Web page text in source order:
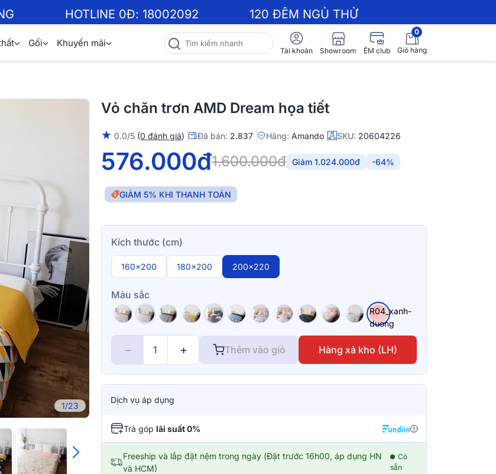
HOTLINE 0Đ: 18002092 120 ĐÊM NGỦ THỬ
Gối Khuyến mãi
Tài khoản Showroom ÊM club
0
Giỏ hàng
1/23
Vỏ chăn trơn AMD Dream họa tiết
★ 0.0/5 (0 đánh giá) Đã bán: 2.837 Hãng: Amando SKU: 20604226
576.000đ1.600.000đ Giảm 1.024.000đ -64%
GIẢM 5% KHI THANH TOÁN
Kích thước (cm)
160x200 180x200 200x220
Màu sắc
R04_xanh-
duong
− + Thêm vào giỏ Hàng xả kho (LH)
Dịch vụ áp dụng
Trả góplãi suất 0%
Freeship và lắp đặt nệm trong ngày (Đặt trước 16h00, áp dụng HN
và HCM)
Có
sẵn